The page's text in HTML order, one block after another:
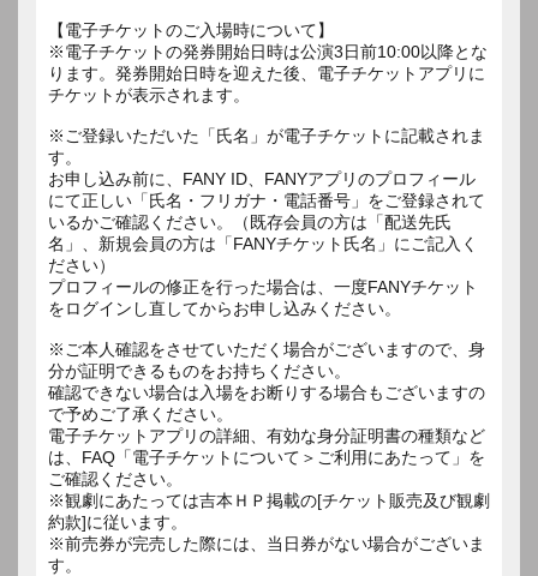
【電子チケットのご入場時について】
※電子チケットの発券開始日時は公演3日前10:00以降とな
ります。発券開始日時を迎えた後、電子チケットアプリに
チケットが表示されます。
※ご登録いただいた「氏名」が電子チケットに記載されま
す。
お申し込み前に、FANY ID、FANYアプリのプロフィール
にて正しい「氏名・フリガナ・電話番号」をご登録されて
いるかご確認ください。（既存会員の方は「配送先氏
名」、新規会員の方は「FANYチケット氏名」にご記入く
ださい）
プロフィールの修正を行った場合は、一度FANYチケット
をログインし直してからお申し込みください。
※ご本人確認をさせていただく場合がございますので、身
分が証明できるものをお持ちください。
確認できない場合は入場をお断りする場合もございますの
で予めご了承ください。
電子チケットアプリの詳細、有効な身分証明書の種類など
は、FAQ「電子チケットについて＞ご利用にあたって」を
ご確認ください。
※観劇にあたっては吉本ＨＰ掲載の[チケット販売及び観劇
約款]に従います。
※前売券が完売した際には、当日券がない場合がございま
す。